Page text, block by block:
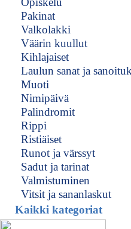
Pakinat
Valkolakki
Väärin kuullut
Kihlajaiset
Laulun sanat ja
Muoti
Nimipäivä
Palindromit
Rippi
Ristiäiset
Runot ja värssyt
Sadut ja tarinat
Valmistuminen
Vitsit ja sananlaskut
Kaikki kategoriat